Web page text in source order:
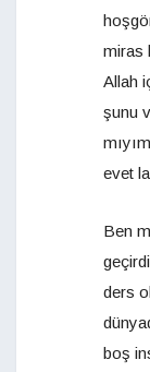
miras
Allah
şunu
evet
Ben
ders
boş